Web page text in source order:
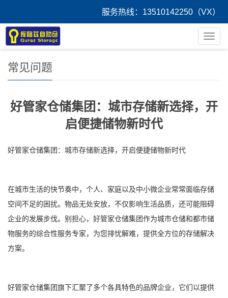
服务热线：13510142250（VX）
导
航
您的位置：首 页
常见问题
好管家仓储集团：城市存储新选择，开
启便捷储物新时代
好管家仓储集团：城市存储新选择，开启便捷储物新时代
在城市生活的快节奏中，个人、家庭以及中小微企业常常面临存储
空间不足的困扰。物品无处安放，不仅影响生活品质，还可能阻碍
企业的发展步伐。别担心，好管家仓储集团作为城市仓储和都市储
物服务的综合性服务专家，为您排忧解难，提供全方位的存储解决
方案。
好管家仓储集团旗下汇聚了多个各具特色的品牌企业，它们以提供